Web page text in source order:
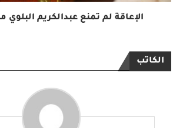
الإعاقة لم تمنع عبدالكريم
الكاتب